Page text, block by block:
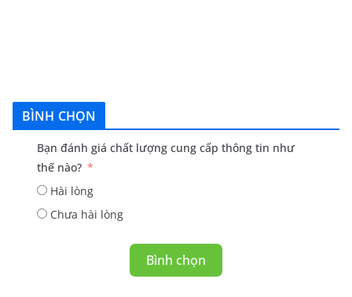
BÌNH CHỌN
Bạn đánh giá chất lượng cung cấp thông tin như
thế nào?
Hài lòng
Chưa hài lòng
Bình chọn